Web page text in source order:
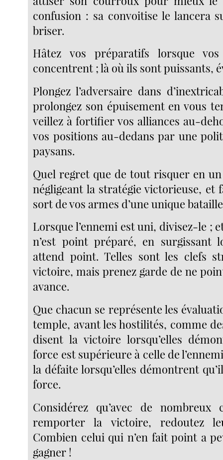
confusion : sa convoitise le lancera
briser.
Hâtez vos préparatifs lorsque
concentrent ; là où ils sont puissants,
Plongez l’adversaire dans
prolongez son épuisement en vous
veillez à fortifier vos alliances au-
vos positions au-dedans par une
paysans.
Quel regret que de tout risquer en
négligeant la stratégie victorieuse, et
sort de vos armes d’une unique
Lorsque l’ennemi est uni, divisez-le ;
n’est point préparé, en surgissant
attend point. Telles sont les clefs
victoire, mais prenez garde de ne
avance.
Que chacun se représente les
temple, avant les hostilités, comme
disent la victoire lorsqu’elles
force est supérieure à celle de
la défaite lorsqu’elles démontrent
force.
Considérez qu’avec de
remporter la victoire, redoutez
Combien celui qui n’en fait point a
gagner !